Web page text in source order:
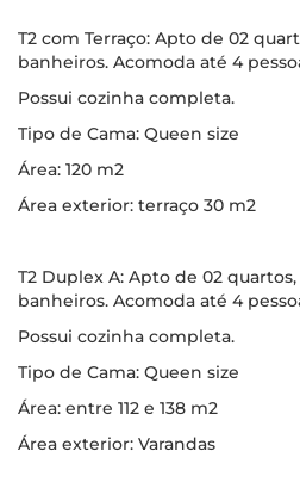
T2 com Terraço: Apto de 02
banheiros. Acomoda até 4
Possui cozinha completa.
Tipo de Cama: Queen size
Área: 120 m2
Área exterior: terraço 30 m2
T2 Duplex A: Apto de 02
banheiros. Acomoda até 4
Possui cozinha completa.
Tipo de Cama: Queen size
Área: entre 112 e 138 m2
Área exterior: Varandas